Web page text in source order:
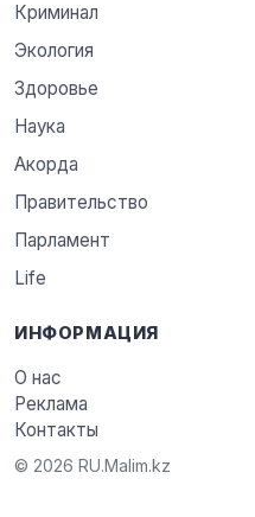
Криминал
Экология
Здоровье
Наука
Акорда
Правительство
Парламент
Life
ИНФОРМАЦИЯ
О нас
Реклама
Контакты
© 2026 RU.Malim.kz